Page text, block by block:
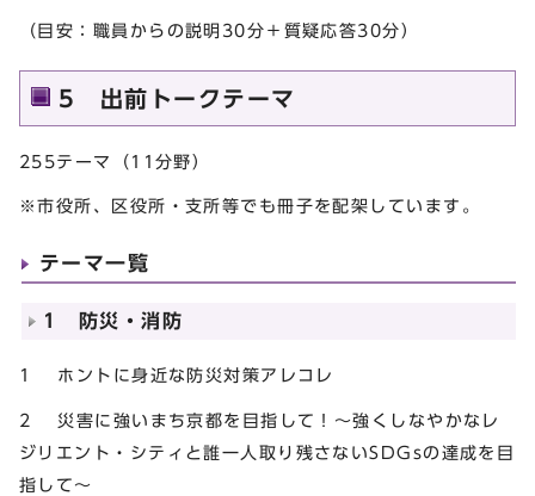
（目安：職員からの説明30分＋質疑応答30分）
5 出前トークテーマ
255テーマ（11分野）
※市役所、区役所・支所等でも冊子を配架しています。
テーマ一覧
1 防災・消防
1 ホントに身近な防災対策アレコレ
2 災害に強いまち京都を目指して！～強くしなやかなレ
ジリエント・シティと誰一人取り残さないSDGsの達成を目
指して～